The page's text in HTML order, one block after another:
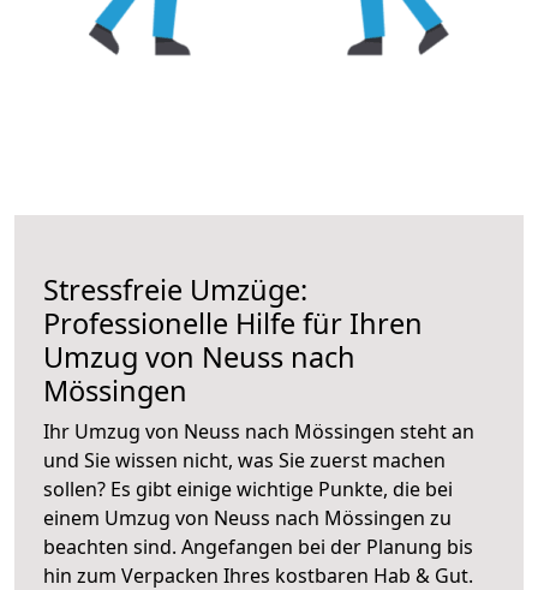
Stressfreie Umzüge:
Professionelle Hilfe für Ihren
Umzug von Neuss nach
Mössingen
Ihr Umzug von Neuss nach Mössingen steht an
und Sie wissen nicht, was Sie zuerst machen
sollen? Es gibt einige wichtige Punkte, die bei
einem Umzug von Neuss nach Mössingen zu
beachten sind. Angefangen bei der Planung bis
hin zum Verpacken Ihres kostbaren Hab & Gut.